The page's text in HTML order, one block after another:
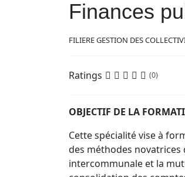
Finances
FILIERE GESTION DES
Ratings (0)
OBJECTIF DE LA
Cette spécialité vise à
des méthodes
intercommunale et la